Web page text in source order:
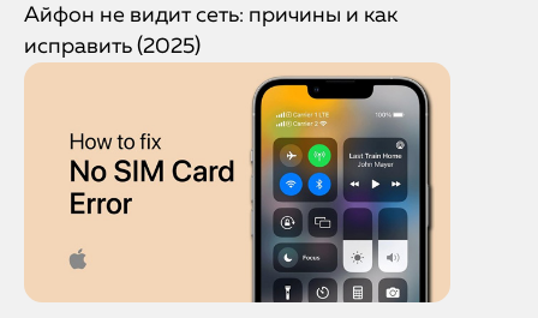
Айфон не видит сеть: причины и как
исправить (2025)